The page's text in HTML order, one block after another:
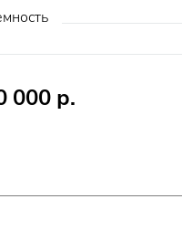
000 р.